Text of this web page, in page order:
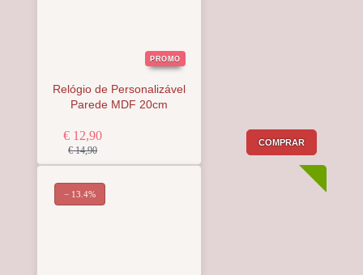
PROMO
Relógio de Personalizável
Parede MDF 20cm
€ 12,90
€ 14,90
COMPRAR
− 13.4%